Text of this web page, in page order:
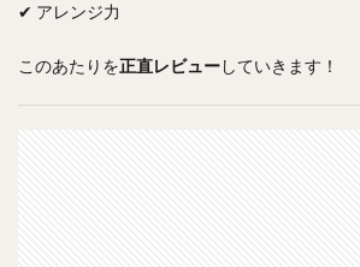
✔ アレンジ力
このあたりを正直レビューしていきます！